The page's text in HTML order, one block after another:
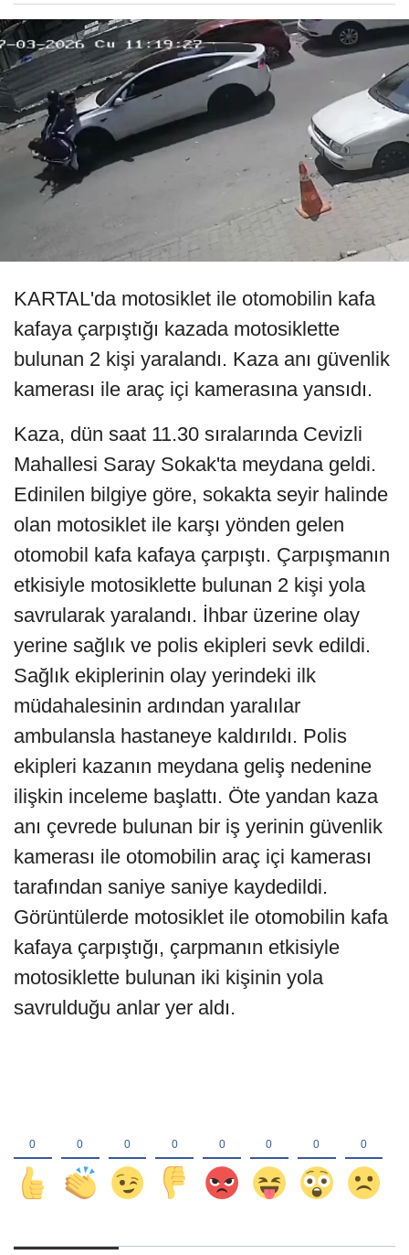
KARTAL'da motosiklet ile otomobilin kafa
kafaya çarpıştığı kazada motosiklette
bulunan 2 kişi yaralandı. Kaza anı güvenlik
kamerası ile araç içi kamerasına yansıdı.
Kaza, dün saat 11.30 sıralarında Cevizli
Mahallesi Saray Sokak'ta meydana geldi.
Edinilen bilgiye göre, sokakta seyir halinde
olan motosiklet ile karşı yönden gelen
otomobil kafa kafaya çarpıştı. Çarpışmanın
etkisiyle motosiklette bulunan 2 kişi yola
savrularak yaralandı. İhbar üzerine olay
yerine sağlık ve polis ekipleri sevk edildi.
Sağlık ekiplerinin olay yerindeki ilk
müdahalesinin ardından yaralılar
ambulansla hastaneye kaldırıldı. Polis
ekipleri kazanın meydana geliş nedenine
ilişkin inceleme başlattı. Öte yandan kaza
anı çevrede bulunan bir iş yerinin güvenlik
kamerası ile otomobilin araç içi kamerası
tarafından saniye saniye kaydedildi.
Görüntülerde motosiklet ile otomobilin kafa
kafaya çarpıştığı, çarpmanın etkisiyle
motosiklette bulunan iki kişinin yola
savrulduğu anlar yer aldı.